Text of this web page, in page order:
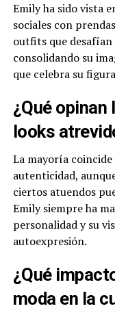
Emily ha sido vista
sociales con
outfits que
consolidando su
que celebra su
¿Qué
looks
La mayoría
autenticidad,
ciertos atuendos
Emily siempre ha
personalidad y su
autoexpresión.
¿Qué
moda en la